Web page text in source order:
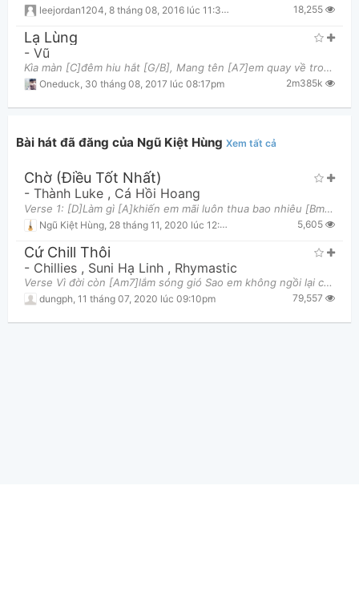
leejordan1204, 8 tháng 08, 2016 lúc 11:39am 18,255
Lạ Lùng
- Vũ
Kìa màn [C]đêm hiu hắt [G/B], Mang tên [A7]em quay về trong ký [Dm7]ức , Của [G]anh qua [C]thời
Oneduck, 30 tháng 08, 2017 lúc 08:17pm 2m385k
Bài hát đã đăng của Ngũ Kiệt Hùng Xem tất cả
Chờ (Điều Tốt Nhất)
- Thành Luke , Cá Hồi Hoang
Verse 1: [D]Làm gì [A]khiến em mãi luôn thua bao nhiêu [Bm]người [G] [D]Rồi nhận [A]ra đang đau th
Ngũ Kiệt Hùng 28 tháng 11, 2020 lúc 12:59am 5,605
Cứ Chill Thôi
- Chillies , Suni Hạ Linh , Rhymastic
Verse Vì đời còn [Am7]lắm sóng gió Sao em không ngồi lại cùng [D]chút bình minh Tạm bỏ lại [Bm7]
dungph 11 tháng 07, 2020 lúc 09:10pm 79,557